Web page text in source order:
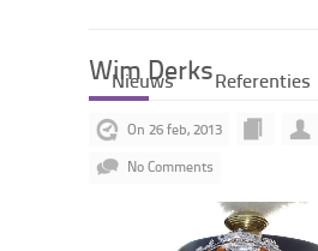
Nieuws Referenties
Wim Derks
On 26 feb, 2013
No Comments